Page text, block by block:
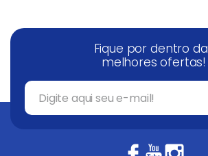
Fique por dentro
melhores ofertas!